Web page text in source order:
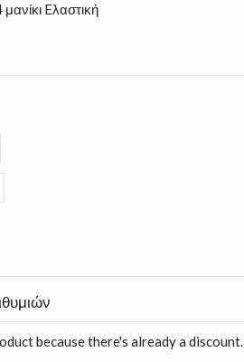
Eλαστική
because there's already a discount.